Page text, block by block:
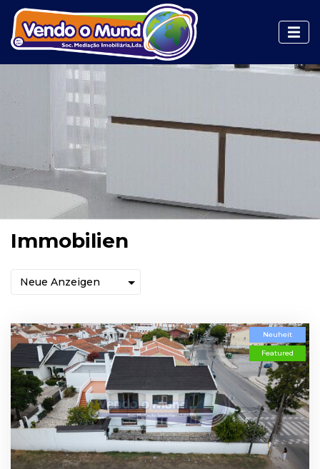
Immobilien
Neuheit
Featured